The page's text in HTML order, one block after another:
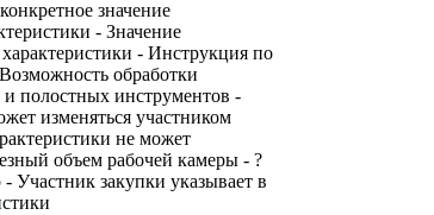
значение
- Значение
- Инструкция по
обработки
и полостных инструментов -
изменяться участником
не может
объем рабочей камеры - ?
Участник закупки указывает в